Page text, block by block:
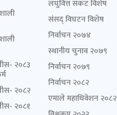
२०८३
२०८२
२०८१
लघुवित्त संकट विशेष
संसद् विघटन विशेष
निर्वाचन २०७४
स्थानीय चुनाव २०७९
निर्वाचन २०७९
निर्वाचन २०८२
एमाले महाधिवेशन २०८२